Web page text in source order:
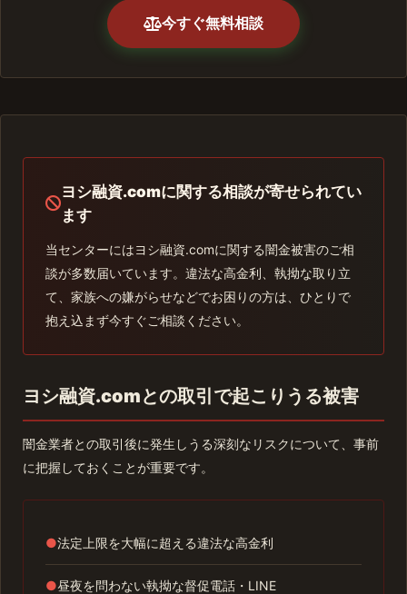
今すぐ無料相談
ヨシ融資.comに関する相談が寄せられてい
ます
当センターにはヨシ融資.comに関する闇金被害のご相
談が多数届いています。違法な高金利、執拗な取り立
て、家族への嫌がらせなどでお困りの方は、ひとりで
抱え込まず今すぐご相談ください。
ヨシ融資.comとの取引で起こりうる被害
闇金業者との取引後に発生しうる深刻なリスクについて、事前
に把握しておくことが重要です。
●法定上限を大幅に超える違法な高金利
●昼夜を問わない執拗な督促電話・LINE